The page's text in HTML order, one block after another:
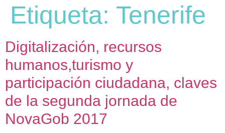
Etiqueta: Tenerife
Digitalización, recursos
humanos,turismo y
participación ciudadana, claves
de la segunda jornada de
NovaGob 2017